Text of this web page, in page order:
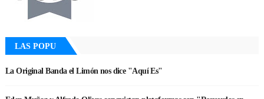
LAS POPU
La Original Banda el Limón nos dice "Aquí Es"